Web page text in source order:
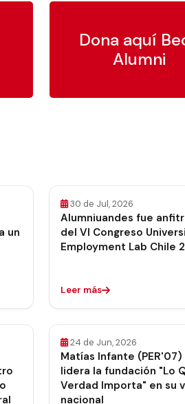
Dona aquí
Alumni
un
30 de Jul, 2026
Alumniuandes fue
del VI Congreso
Employment Lab Chile
Leer más
24 de Jun, 2026
Matías Infante
lidera la fundación "Lo
Verdad Importa" en su
nacional